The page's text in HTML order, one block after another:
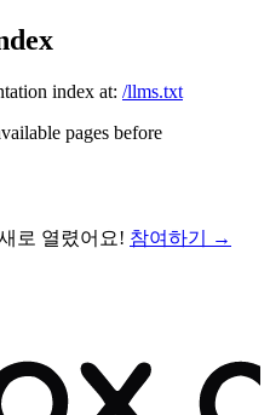
index at: /llms.txt
pages before
로 열렸어요! 참여하기 →